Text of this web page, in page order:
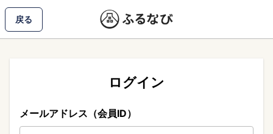
戻る
ログイン
メールアドレス（会員ID）